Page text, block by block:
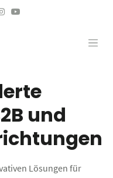
und
Lösungen für